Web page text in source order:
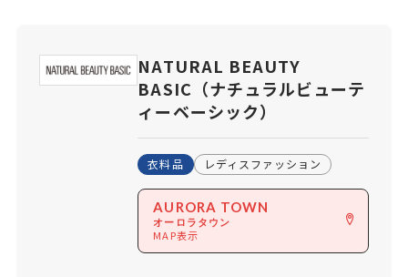
NATURAL BEAUTY
BASIC（ナチュラルビューテ
ィーベーシック）
衣料品 レディスファッション
AURORA TOWN
オーロラタウン
MAP表示